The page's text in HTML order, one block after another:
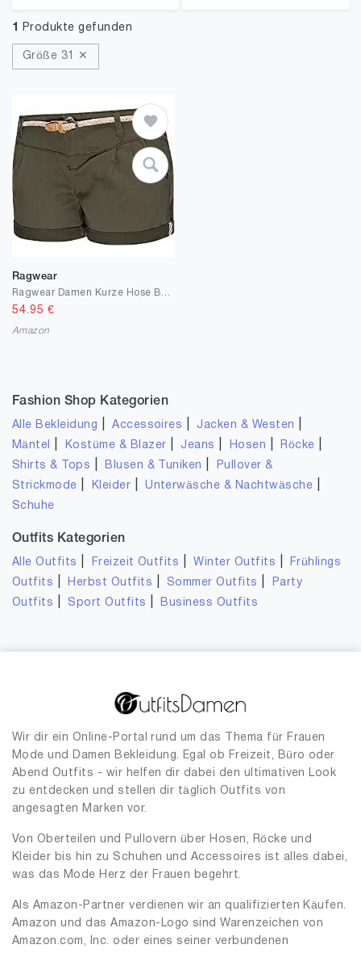
1 Produkte gefunden
Größe 31 ✕
Ragwear
54.95 €
Amazon
Fashion Shop Kategorien
Alle Bekleidung |Accessoires Jacken & Westen
Mäntel Kostüme & Blazer Jeans Hosen Röcke
Shirts & Tops Blusen & Tuniken
Pullover &
Strickmode
Kleider |Unterwäsche & Nachtwäsche
Schuhe
Outfits Kategorien
Alle Outfits Freizeit Outfits |Winter Outfits
Frühlings
Outfits
Herbst Outfits Sommer Outfits
Party
Outfits
Sport Outfits Business Outfits
Wir dir ein Online-Portal rund um das Thema für Frauen
Mode und Damen Bekleidung. Egal ob Freizeit, Büro oder
Abend Outfits - wir helfen dir dabei den ultimativen Look
zu entdecken und stellen dir täglich Outfits von
angesagten Marken vor.
Von Oberteilen und Pullovern über Hosen, Röcke und
Kleider bis hin zu Schuhen und Accessoires ist alles dabei,
was das Mode Herz der Frauen begehrt.
Als Amazon-Partner verdienen wir an qualifizierten Käufen.
Amazon und das Amazon-Logo sind Warenzeichen von
Amazon.com, Inc. oder eines seiner verbundenen